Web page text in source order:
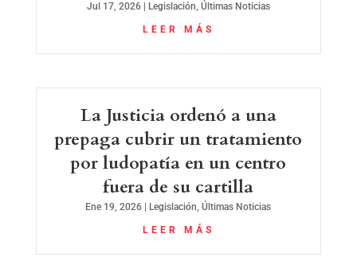
Jul 17, 2026| Legislación, Últimas Noticias
LEER MÁS
La Justicia ordenó a una
prepaga cubrir un tratamiento
por ludopatía en un centro
fuera de su cartilla
Ene 19, 2026 | Legislación ,Últimas Noticias
LEER MÁS